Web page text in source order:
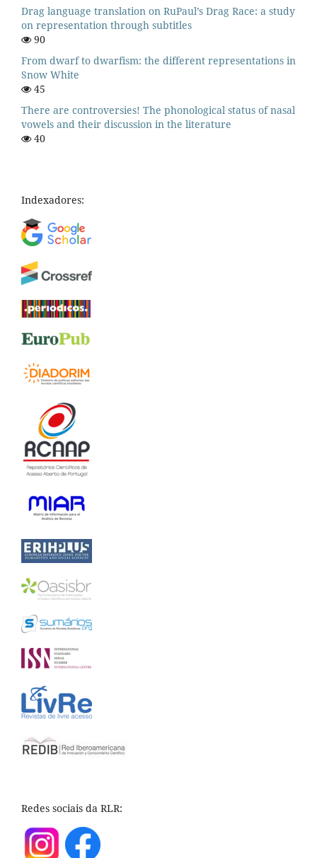
Drag language translation on RuPaul’s Drag Race: a study
on representation through subtitles
90
From dwarf to dwarfism: the different representations in
Snow White
45
There are controversies! The phonological status of nasal
vowels and their discussion in the literature
40
Indexadores:
Redes sociais da RLR: